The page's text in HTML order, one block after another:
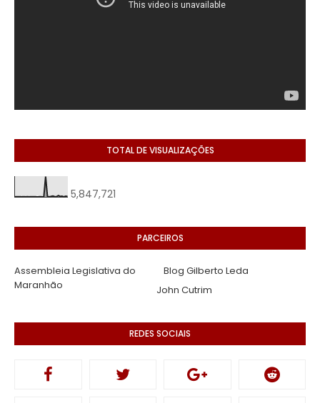
TOTAL DE VISUALIZAÇÕES
5,847,721
PARCEIROS
Assembleia Legislativa do
Maranhão
Blog Gilberto Leda
John Cutrim
REDES SOCIAIS